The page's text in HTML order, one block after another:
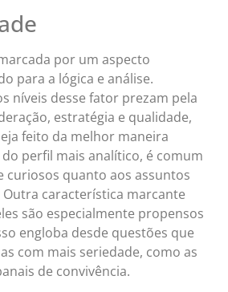
por um aspecto
para a lógica e análise.
níveis desse fator prezam pela
estratégia e qualidade,
feito da melhor maneira
perfil mais analítico, é comum
curiosos quanto aos assuntos
característica marcante
são especialmente propensos
engloba desde questões que
com mais seriedade, como as
de convivência.